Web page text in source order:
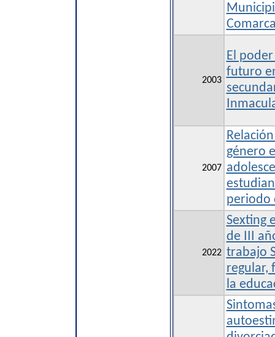
2003
El
futuro
2007
género
periodo
2022
Sexting
de III
trabajo
regular,
la